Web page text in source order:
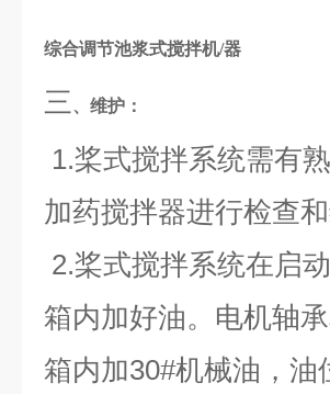
综合调节池浆式搅拌机/器
三、 维护：
1.桨式搅拌系统需有
加药搅拌器进行检查
2.桨式搅拌系统在启
箱内加好油。电机轴
箱内加30#机械油，